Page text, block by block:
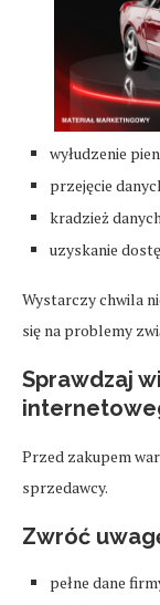
wyłudzenie
przejęcie
kradzież
uzyskanie
Wystarczy chwila
się na problemy
Sprawdzaj
Przed zakupem
sprzedawcy.
Zwróć
pełne dane